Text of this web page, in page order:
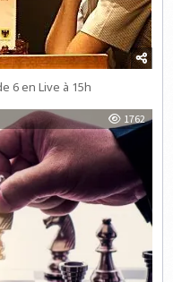
6 en Live à 15h
1762